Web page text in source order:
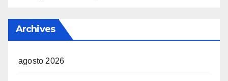
Archives
agosto 2026